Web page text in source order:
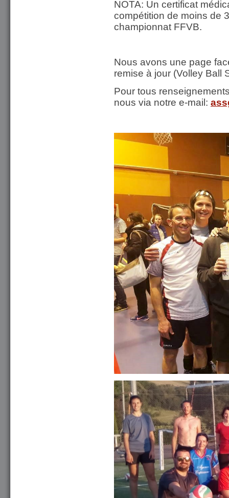
NOTA: Un certificat
compétition de moins de
championnat FFVB.
Nous avons une page
remise à jour (Volley Ball
Pour tous
nous via notre e-mail: